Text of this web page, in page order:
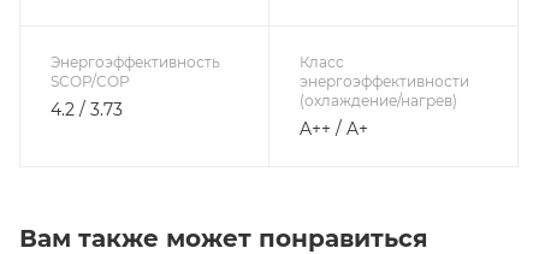
Энергоэффективность
SCOP/COP
4.2 / 3.73
Класс
энергоэффективности
(охлаждение/нагрев)
A++ / A+
Вам также может понравиться